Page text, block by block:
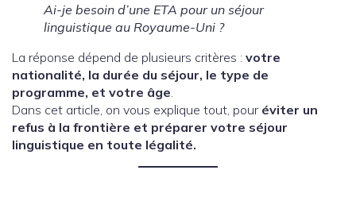
Ai-je besoin d’une ETA pour un séjour
linguistique au Royaume-Uni ?
La réponse dépend de plusieurs critères : votre
nationalité, la durée du séjour, le type de
programme, et votre âge
Dans cet article, on vous explique tout, pour éviter un
refus à la frontière et préparer votre séjour
linguistique en toute légalité.